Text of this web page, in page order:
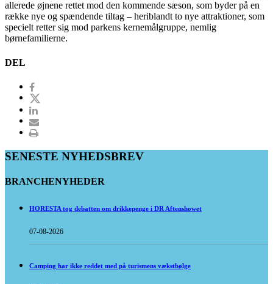
allerede øjnene rettet mod den kommende sæson, som byder på en
række nye og spændende tiltag – heriblandt to nye attraktioner, som
specielt retter sig mod parkens kernemålgruppe, nemlig
børnefamilierne.
DEL
SENESTE NYHEDSBREV
BRANCHENYHEDER
HORESTA tog debatten om drikkepenge i DR Aftenshowet
07-08-2026
Camping har ikke reddet med på turismens vækstbølge